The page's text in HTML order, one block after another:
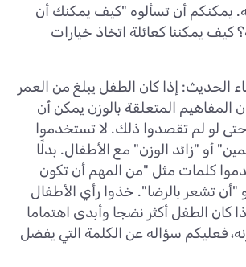
يمكنكم أن تسألوه "كيف يمكنك أن
كيف يمكننا كعائلة اتخاذ خيارات
الحديث: إذا كان الطفل يبلغ من العمر
فإن المفاهيم المتعلقة بالوزن يمكن أن
لو لم تقصدوا ذلك. لا تستخدموا
أو "زائد الوزن" مع الأطفال. بدلًا
كلمات مثل "من المهم أن تكون
تشعر بالرضا". خذوا رأي الأطفال
كان الطفل أكثر نضجا وأبدى اهتماما
فعليكم سؤاله عن الكلمة التي يفضل